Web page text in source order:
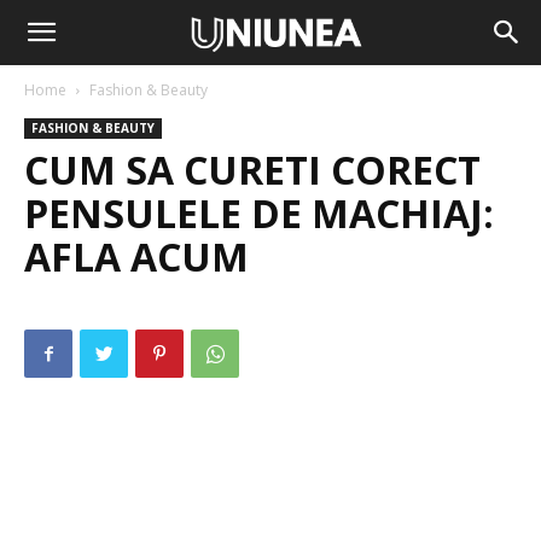
Home Fashion & Beauty
FASHION & BEAUTY
CUM SA CURETI CORECT
PENSULELE DE MACHIAJ:
AFLA ACUM